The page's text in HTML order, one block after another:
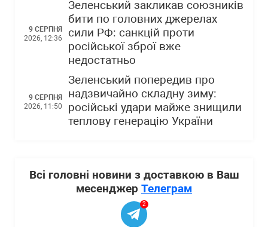
9 СЕРПНЯ
2026, 12:36
Зеленський закликав союзників
бити по головних джерелах
сили РФ: санкцій проти
російської зброї вже
недостатньо
9 СЕРПНЯ
2026, 11:50
Зеленський попередив про
надзвичайно складну зиму:
російські удари майже знищили
теплову генерацію України
Всі головні новини з доставкою в Ваш
месенджер Телеграм
2